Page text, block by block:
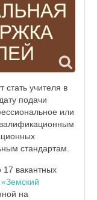
стать учителя в
подачи
или
стандартам.
17 вакантных
«Земский
на